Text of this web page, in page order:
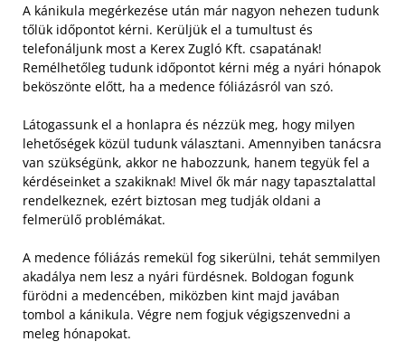
A kánikula megérkezése után már nagyon nehezen tudunk
tőlük időpontot kérni. Kerüljük el a tumultust és
telefonáljunk most a Kerex Zugló Kft. csapatának!
Remélhetőleg tudunk időpontot kérni még a nyári hónapok
beköszönte előtt, ha a medence fóliázásról van szó.
Látogassunk el a honlapra és nézzük meg, hogy milyen
lehetőségek közül tudunk választani. Amennyiben tanácsra
van szükségünk, akkor ne habozzunk, hanem tegyük fel a
kérdéseinket a szakiknak! Mivel ők már nagy tapasztalattal
rendelkeznek, ezért biztosan meg tudják oldani a
felmerülő problémákat.
A medence fóliázás remekül fog sikerülni, tehát semmilyen
akadálya nem lesz a nyári fürdésnek. Boldogan fogunk
fürödni a medencében, miközben kint majd javában
tombol a kánikula. Végre nem fogjuk végigszenvedni a
meleg hónapokat.